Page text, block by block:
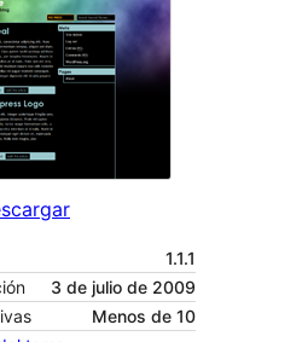
1.1.1
3 de julio de 2009
Menos de 10